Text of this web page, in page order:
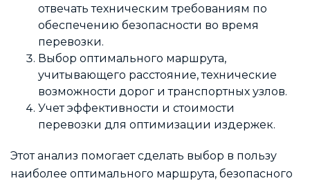
отвечать техническим требованиям по
обеспечению безопасности во время
перевозки.
Выбор оптимального маршрута,
учитывающего расстояние, технические
возможности дорог и транспортных узлов.
Учет эффективности и стоимости
перевозки для оптимизации издержек.
Этот анализ помогает сделать выбор в пользу
наиболее оптимального маршрута, безопасного